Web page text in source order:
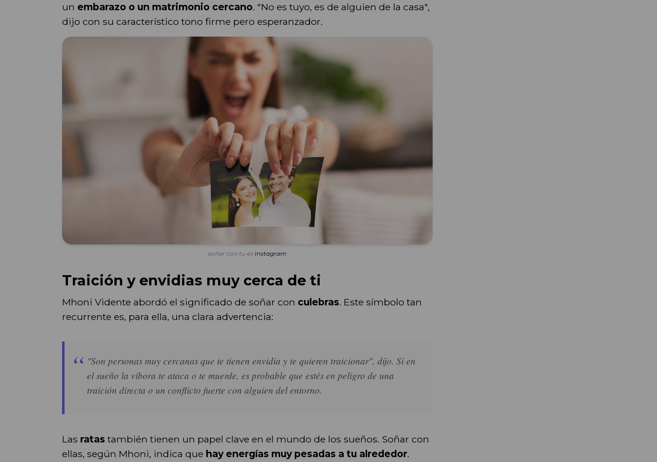
un embarazo o un matrimonio cercano. "No es tuyo, es de alguien de la casa",
dijo con su característico tono firme pero esperanzador.
soñar con tu ex Instagram
Traición y envidias muy cerca de ti
Mhoni Vidente abordó el significado de soñar con culebras. Este símbolo tan
recurrente es, para ella, una clara advertencia:
"Son personas muy cercanas que te tienen envidia y te quieren traicionar", dijo. Si en
el sueño la víbora te ataca o te muerde, es probable que estés en peligro de una
traición directa o un conflicto fuerte con alguien del entorno.
Las ratas también tienen un papel clave en el mundo de los sueños. Soñar con
ellas, según Mhoni, indica que hay energías muy pesadas a tu alrededor.